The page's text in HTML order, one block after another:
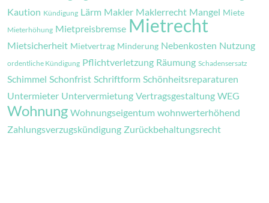
Kaution Kündigung Lärm Makler Maklerrecht Mangel Miete
Mieterhöhung Mietpreisbremse Mietrecht
Mietsicherheit Mietvertrag Minderung Nebenkosten Nutzung
ordentliche Kündigung Pflichtverletzung Räumung Schadensersatz
Schimmel Schonfrist Schriftform Schönheitsreparaturen
Untermieter Untervermietung Vertragsgestaltung WEG
Wohnung Wohnungseigentum wohnwerterhöhend
Zahlungsverzugskündigung Zurückbehaltungsrecht